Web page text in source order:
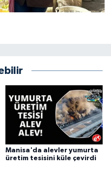
Manisa'da alevler yumurta
üretim tesisini küle çevirdi